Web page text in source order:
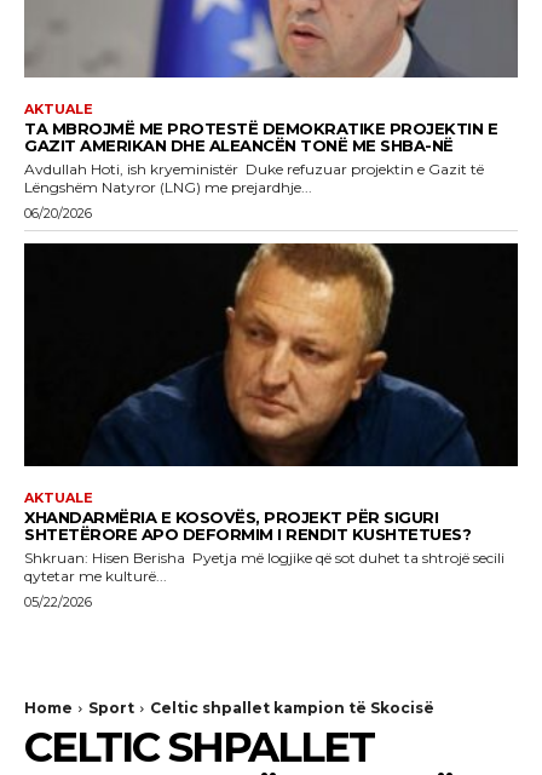
AKTUALE
TA MBROJMË ME PROTESTË DEMOKRATIKE PROJEKTIN E
GAZIT AMERIKAN DHE ALEANCËN TONË ME SHBA-NË
Avdullah Hoti, ish kryeministër Duke refuzuar projektin e Gazit të
Lëngshëm Natyror (LNG) me prejardhje...
06/20/2026
AKTUALE
XHANDARMËRIA E KOSOVËS, PROJEKT PËR SIGURI
SHTETËRORE APO DEFORMIM I RENDIT KUSHTETUES?
Shkruan: Hisen Berisha Pyetja më logjike që sot duhet ta shtrojë secili
qytetar me kulturë...
05/22/2026